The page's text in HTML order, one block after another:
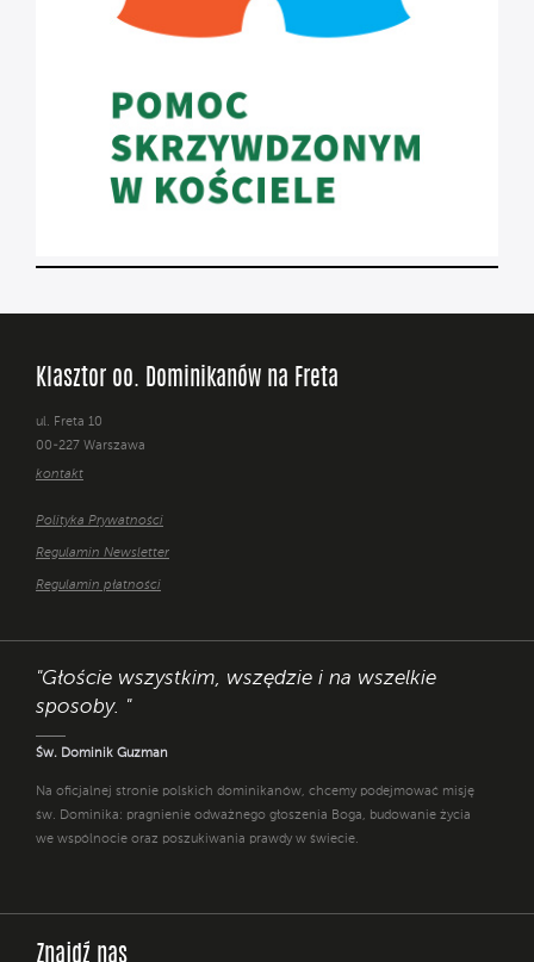
Klasztor oo. Dominikanów na Freta
ul. Freta 10
00-227 Warszawa
kontakt
Polityka Prywatności
Regulamin Newsletter
Regulamin płatności
"Głoście wszystkim, wszędzie i na wszelkie
sposoby. "
Św. Dominik Guzman
Na oficjalnej stronie polskich dominikanów, chcemy podejmować misję
św. Dominika: pragnienie odważnego głoszenia Boga, budowanie życia
we wspólnocie oraz poszukiwania prawdy w świecie.
Znajdź nas